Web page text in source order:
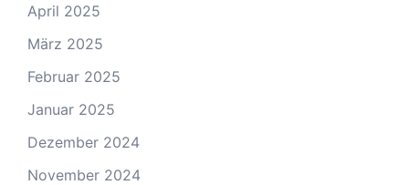
April 2025
März 2025
Februar 2025
Januar 2025
Dezember 2024
November 2024